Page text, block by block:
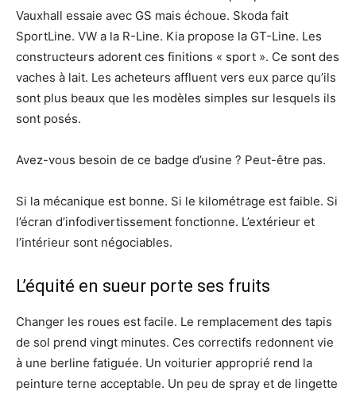
Vauxhall essaie avec GS mais échoue. Skoda fait
SportLine. VW a la R-Line. Kia propose la GT-Line. Les
constructeurs adorent ces finitions « sport ». Ce sont des
vaches à lait. Les acheteurs affluent vers eux parce qu’ils
sont plus beaux que les modèles simples sur lesquels ils
sont posés.
Avez-vous besoin de ce badge d’usine ? Peut-être pas.
Si la mécanique est bonne. Si le kilométrage est faible. Si
l’écran d’infodivertissement fonctionne. L’extérieur et
l’intérieur sont négociables.
L’équité en sueur porte ses fruits
Changer les roues est facile. Le remplacement des tapis
de sol prend vingt minutes. Ces correctifs redonnent vie
à une berline fatiguée. Un voiturier approprié rend la
peinture terne acceptable. Un peu de spray et de lingette